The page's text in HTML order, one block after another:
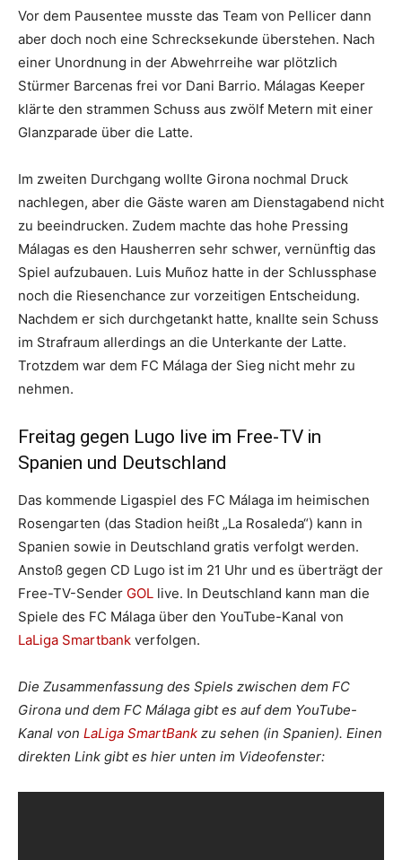
Vor dem Pausentee musste das Team von Pellicer dann
aber doch noch eine Schrecksekunde überstehen. Nach
einer Unordnung in der Abwehrreihe war plötzlich
Stürmer Barcenas frei vor Dani Barrio. Málagas Keeper
klärte den strammen Schuss aus zwölf Metern mit einer
Glanzparade über die Latte.
Im zweiten Durchgang wollte Girona nochmal Druck
nachlegen, aber die Gäste waren am Dienstagabend nicht
zu beeindrucken. Zudem machte das hohe Pressing
Málagas es den Hausherren sehr schwer, vernünftig das
Spiel aufzubauen. Luis Muñoz hatte in der Schlussphase
noch die Riesenchance zur vorzeitigen Entscheidung.
Nachdem er sich durchgetankt hatte, knallte sein Schuss
im Strafraum allerdings an die Unterkante der Latte.
Trotzdem war dem FC Málaga der Sieg nicht mehr zu
nehmen.
Freitag gegen Lugo live im Free-TV in
Spanien und Deutschland
Das kommende Ligaspiel des FC Málaga im heimischen
Rosengarten (das Stadion heißt „La Rosaleda“) kann in
Spanien sowie in Deutschland gratis verfolgt werden.
Anstoß gegen CD Lugo ist im 21 Uhr und es überträgt der
Free-TV-Sender GOL live. In Deutschland kann man die
Spiele des FC Málaga über den YouTube-Kanal von
LaLiga Smartbank verfolgen.
Die Zusammenfassung des Spiels zwischen dem FC
Girona und dem FC Málaga gibt es auf dem YouTube-
Kanal von LaLiga SmartBank zu sehen (in Spanien). Einen
direkten Link gibt es hier unten im Videofenster: